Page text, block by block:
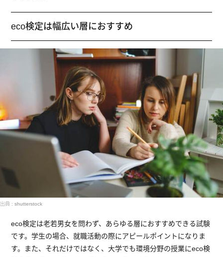
eco検定は幅広い層におすすめ
出典 : shutterstock
eco検定は老若男女を問わず、あらゆる層におすすめできる試験
です。学生の場合、就職活動の際にアピールポイントになりま
す。また、それだけではなく、大学でも環境分野の授業にeco検